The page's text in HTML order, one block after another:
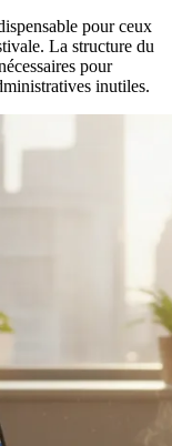
pour ceux
La structure du
pour
inutiles.